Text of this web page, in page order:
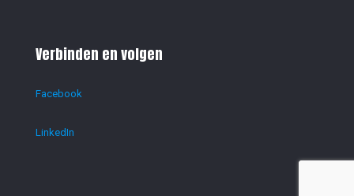
Verbinden en volgen
Facebook
LinkedIn